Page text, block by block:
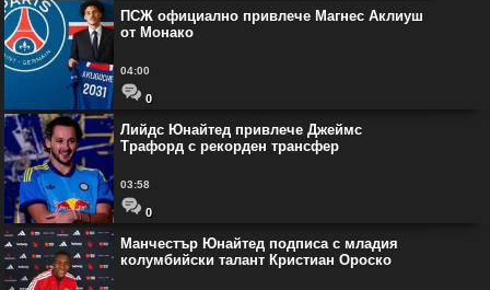
ПСЖ официално привлече Магнес Аклиуш
от Монако
04:00
0
Лийдс Юнайтед привлече Джеймс
Трафорд с рекорден трансфер
03:58
0
Манчестър Юнайтед подписа с младия
колумбийски талант Кристиан Ороско